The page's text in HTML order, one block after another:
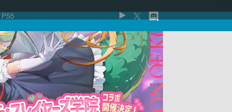
PS5